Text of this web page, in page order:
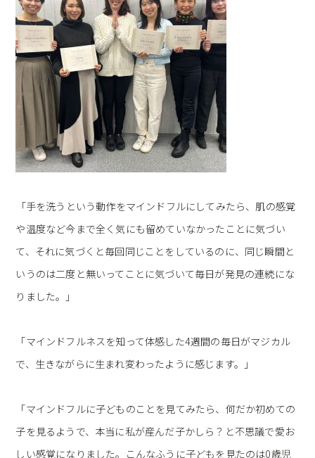
⁡「手を洗うという動作をマインドフルにしてみたら、肌の感覚
や温度など今まで全く気にも留めていなかったことに気づい
て、それに気づくと毎回同じことをしているのに、同じ瞬間と
いうのは二度と無いってことに気づいて毎日が発見の連続にな
りました。」
「マインドフルネスを知って体感した4週間の毎日がマジカル
で、生きながらに生まれ変わったように感じます。」
「マインドフルに子どものことを見てみたら、何だか初めての
子を見るようで、本当に私が産んだ子かしら？と不思議で愛お
しい感覚になりました。こんなふうに子どもを見たのは0歳児